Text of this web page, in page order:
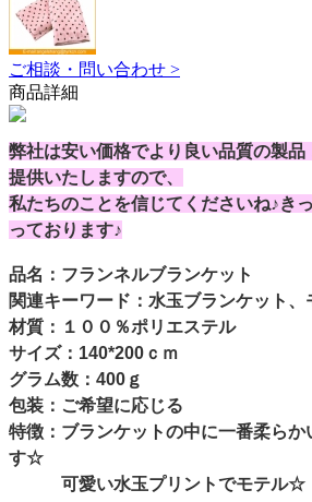
ご相談・問い合わせ >
商品詳細
弊社は安い価格でより良い品質の製品
提供いたしますので、
私たちのことを信じてくださいね♪き
っております♪
品名：フランネルブランケット
関連キーワード：水玉ブランケット、
材質：１００％ポリエステル
サイズ：140*200ｃｍ
グラム数：400ｇ
包装：ご希望に応じる
特徴：ブランケットの中に一番柔ら
す☆
可愛い水玉プリントでモテル☆